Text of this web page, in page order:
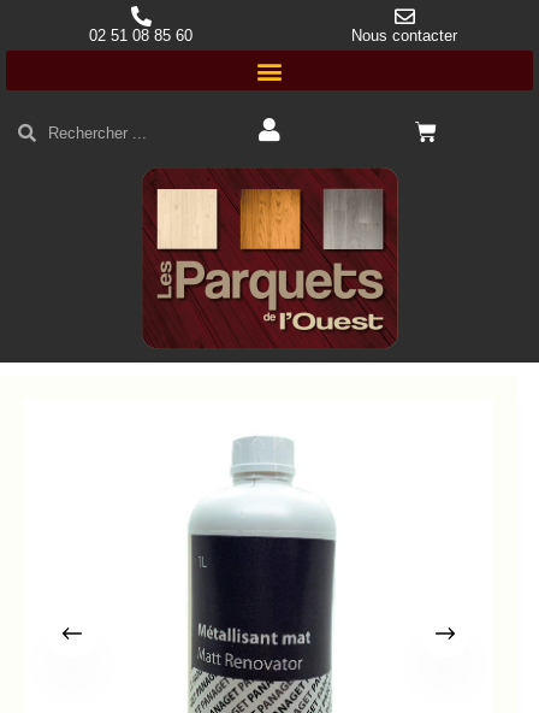
02 51 08 85 60 Nous contacter